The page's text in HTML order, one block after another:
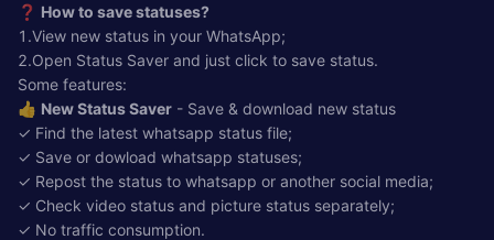
❓ How to save statuses?
1.View new status in your WhatsApp;
2.Open Status Saver and just click to save status.
Some features:
👍 New Status Saver - Save & download new status
✓ Find the latest whatsapp status file;
✓ Save or dowload whatsapp statuses;
✓ Repost the status to whatsapp or another social media;
✓ Check video status and picture status separately;
✓ No traffic consumption.